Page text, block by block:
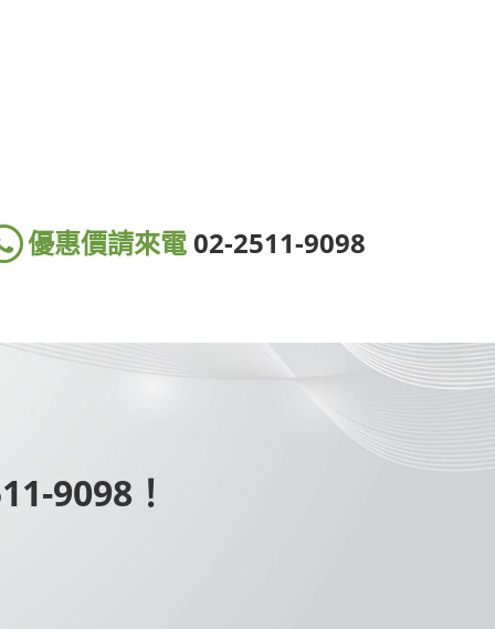
優惠價請來電02-2511-9098
9098！